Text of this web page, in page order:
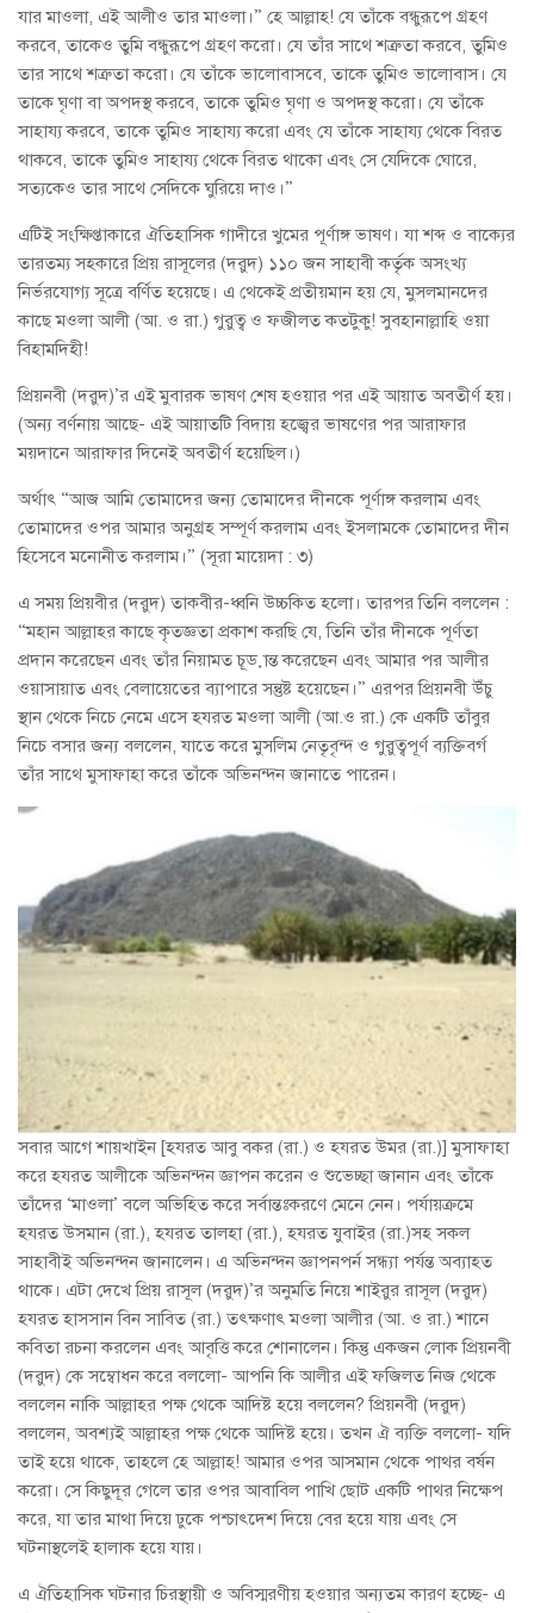
যার মাওলা, এই আলীও তার মাওলা।” হে আল্লাহ! যে তাঁকে বন্ধুরূপে গ্রহণ
করবে, তাকেও তুমি বন্ধুরূপে গ্রহণ করো। যে তাঁর সাথে শত্রুতা করবে, তুমিও
তার সাথে শত্রুতা করো। যে তাঁকে ভালোবাসবে, তাকে তুমিও ভালোবাস। যে
তাকে ঘৃণা বা অপদস্থ করবে, তাকে তুমিও ঘৃণা ও অপদস্থ করো। যে তাঁকে
সাহায্য করবে, তাকে তুমিও সাহায্য করো এবং যে তাঁকে সাহায্য থেকে বিরত
থাকবে, তাকে তুমিও সাহায্য থেকে বিরত থাকো এবং সে যেদিকে ঘোরে,
সত্যকেও তার সাথে সেদিকে ঘুরিয়ে দাও।”
এটিই সংক্ষিপ্তাকারে ঐতিহাসিক গাদীরে খুমের পূর্ণাঙ্গ ভাষণ। যা শব্দ ও বাক্যের
তারতম্য সহকারে প্রিয় রাসূলের (দরুদ) ১১০ জন সাহাবী কর্তৃক অসংখ্য
নির্ভরযোগ্য সূত্রে বর্ণিত হয়েছে। এ থেকেই প্রতীয়মান হয় যে, মুসলমানদের
কাছে মওলা আলী (আ. ও রা.) গুরুত্ব ও ফজীলত কতটুকু! সুবহানাল্লাহি ওয়া
বিহামদিহী!
প্রিয়নবী (দরুদ)’র এই মুবারক ভাষণ শেষ হওয়ার পর এই আয়াত অবতীর্ণ হয়।
(অন্য বর্ণনায় আছে- এই আয়াতটি বিদায় হজ্বের ভাষণের পর আরাফার
ময়দানে আরাফার দিনেই অবতীর্ণ হয়েছিল।)
অর্থাৎ “আজ আমি তোমাদের জন্য তোমাদের দীনকে পূর্ণাঙ্গ করলাম এবং
তোমাদের ওপর আমার অনুগ্রহ সম্পূর্ণ করলাম এবং ইসলামকে তোমাদের দীন
হিসেবে মনোনীত করলাম।” (সূরা মায়েদা : ৩)
এ সময় প্রিয়বীর (দরুদ) তাকবীর-ধ্বনি উচ্চকিত হলো। তারপর তিনি বললেন :
“মহান আল্লাহর কাছে কৃতজ্ঞতা প্রকাশ করছি যে, তিনি তাঁর দীনকে পূর্ণতা
প্রদান করেছেন এবং তাঁর নিয়ামত চূড়ান্ত করেছেন এবং আমার পর আলীর
ওয়াসায়াত এবং বেলায়েতের ব্যাপারে সন্তুষ্ট হয়েছেন।” এরপর প্রিয়নবী উঁচু
স্থান থেকে নিচে নেমে এসে হযরত মওলা আলী (আ.ও রা.) কে একটি তাঁবুর
নিচে বসার জন্য বললেন, যাতে করে মুসলিম নেতৃবৃন্দ ও গুরুত্বপূর্ণ ব্যক্তিবর্গ
তাঁর সাথে মুসাফাহা করে তাঁকে অভিনন্দন জানাতে পারেন।
সবার আগে শায়খাইন [হযরত আবু বকর (রা.) ও হযরত উমর (রা.)] মুসাফাহা
করে হযরত আলীকে অভিনন্দন জ্ঞাপন করেন ও শুভেচ্ছা জানান এবং তাঁকে
তাঁদের ‘মাওলা’ বলে অভিহিত করে সর্বান্তঃকরণে মেনে নেন। পর্যায়ক্রমে
হযরত উসমান (রা.), হযরত তালহা (রা.), হযরত যুবাইর (রা.)সহ সকল
সাহাবীই অভিনন্দন জানালেন। এ অভিনন্দন জ্ঞাপনপর্ন সন্ধ্যা পর্যন্ত অব্যাহত
থাকে। এটা দেখে প্রিয় রাসূল (দরুদ)’র অনুমতি নিয়ে শাইরুর রাসূল (দরুদ)
হযরত হাসসান বিন সাবিত (রা.) তৎক্ষণাৎ মওলা আলীর (আ. ও রা.) শানে
কবিতা রচনা করলেন এবং আবৃত্তি করে শোনালেন। কিন্তু একজন লোক প্রিয়নবী
(দরুদ) কে সম্বোধন করে বললো- আপনি কি আলীর এই ফজিলত নিজ থেকে
বললেন নাকি আল্লাহর পক্ষ থেকে আদিষ্ট হয়ে বললেন? প্রিয়নবী (দরুদ)
বললেন, অবশ্যই আল্লাহর পক্ষ থেকে আদিষ্ট হয়ে। তখন ঐ ব্যক্তি বললো- যদি
তাই হয়ে থাকে, তাহলে হে আল্লাহ! আমার ওপর আসমান থেকে পাথর বর্ষন
করো। সে কিছুদূর গেলে তার ওপর আবাবিল পাখি ছোট একটি পাথর নিক্ষেপ
করে, যা তার মাথা দিয়ে ঢুকে পশ্চাৎদেশ দিয়ে বের হয়ে যায় এবং সে
ঘটনাস্থলেই হালাক হয়ে যায়।
এ ঐতিহাসিক ঘটনার চিরস্থায়ী ও অবিস্মরণীয় হওয়ার অন্যতম কারণ হচ্ছে- এ